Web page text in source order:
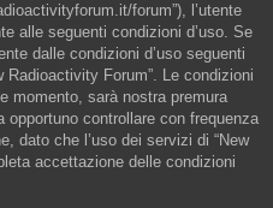
forum”), l’utente
alle seguenti condizioni d’uso. Se
dalle condizioni d’uso seguenti
Forum”. Le condizioni
momento, sarà nostra premura
controllare con frequenza
dato che l’uso dei servizi di “New
accettazione delle condizioni